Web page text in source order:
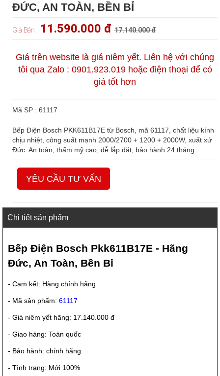
ĐỨC, AN TOÀN, BỀN BỈ
Giá Bán : 11.590.000 đ 17.140.000 đ
Giá trên website là giá niêm yết. Liên hệ với chúng
tôi qua Zalo : 0901.923.019 hoặc điện thoại để có
giá tốt hơn
Mã SP : 61117
Bếp Điện Bosch PKK611B17E từ Bosch, mã 61117, chất liệu kính
chịu nhiệt, công suất mạnh 2000/2700 + 1200 + 2000W, xuất xứ
Đức. An toàn, thẩm mỹ cao, dễ lắp đặt, bảo hành 24 tháng.
YÊU CẦU TƯ VẤN
Chi tiết sản phẩm
Bếp Điện Bosch Pkk611B17E - Hãng
Đức, An Toàn, Bền Bỉ
- Cam kết: Hàng chính hãng
- Mã sản phẩm: 61117
- Giá niêm yết hãng: 17.140.000 đ
- Giao hàng: Toàn quốc
- Bảo hành: chính hãng
- Tình trạng: Mới 100%